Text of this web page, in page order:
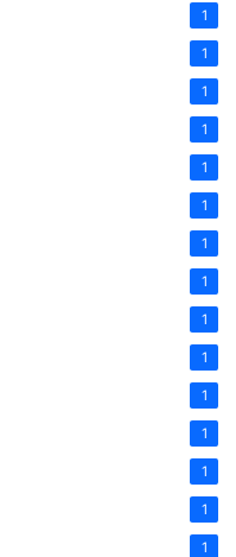
1
1
1
1
1
1
1
1
1
1
1
1
1
1
1